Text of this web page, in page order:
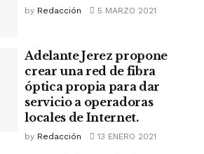
by Redacción 5 MARZO 2021
Adelante Jerez propone
crear una red de fibra
óptica propia para dar
servicio a operadoras
locales de Internet.
by Redacción 13 ENERO 2021